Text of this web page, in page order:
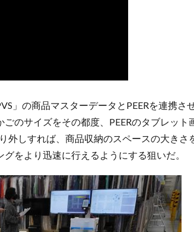
」の商品マスターデータとPEERを連携さ
のサイズをその都度、PEERのタブレット
外しすれば、商品収納のスペースの大きさ
をより迅速に行えるようにする狙いだ。